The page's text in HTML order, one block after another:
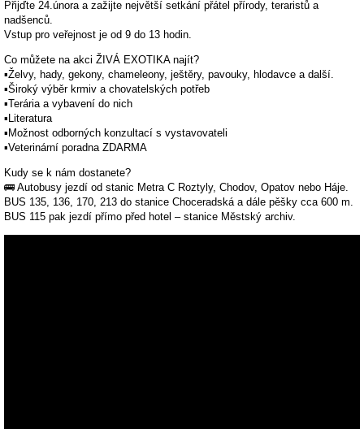
Přijďte 24.února a zažijte největší setkání přátel přírody, teraristů a
nadšenců.
Vstup pro veřejnost je od 9 do 13 hodin.
Co můžete na akci ŽIVÁ EXOTIKA najít?
▪️Želvy, hady, gekony, chameleony, ještěry, pavouky, hlodavce a další.
▪️Široký výběr krmiv a chovatelských potřeb
▪️Terária a vybavení do nich
▪️Literatura
▪️Možnost odborných konzultací s vystavovateli
▪️Veterinární poradna ZDARMA
Kudy se k nám dostanete?
🚌 Autobusy jezdí od stanic Metra C Roztyly, Chodov, Opatov nebo Háje.
BUS 135, 136, 170, 213 do stanice Choceradská a dále pěšky cca 600 m.
BUS 115 pak jezdí přímo před hotel – stanice Městský archiv.